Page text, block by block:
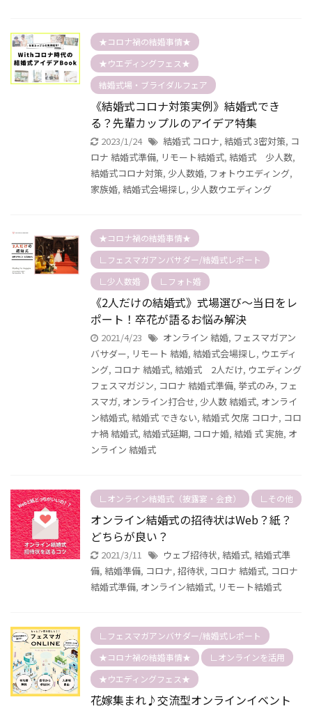
★コロナ禍の結婚事情★
★ウエディングフェス★
結婚式場・ブライダルフェア
《結婚式コロナ対策実例》結婚式でき
る？先輩カップルのアイデア特集
2023/1/24 結婚式 コロナ, 結婚式 3密対策, コ
ロナ 結婚式準備, リモート結婚式, 結婚式 少人数,
結婚式コロナ対策, 少人数婚, フォトウエディング,
家族婚, 結婚式会場探し, 少人数ウエディング
★コロナ禍の結婚事情★
∟フェスマガアンバサダー/結婚式レポート
∟少人数婚
∟フォト婚
《2人だけの結婚式》式場選び～当日をレ
ポート！卒花が語るお悩み解決
2021/4/23 オンライン 結婚, フェスマガアン
バサダー, リモート 結婚, 結婚式会場探し, ウエディ
ング, コロナ 結婚式, 結婚式 2人だけ, ウエディング
フェスマガジン, コロナ 結婚式準備, 挙式のみ, フェ
スマガ, オンライン打合せ, 少人数 結婚式, オンライ
ン結婚式, 結婚式 できない, 結婚式 欠席 コロナ, コロ
ナ禍 結婚式, 結婚式延期, コロナ婚, 結婚 式 実施, オ
ンライン 結婚式
∟オンライン結婚式（披露宴・会食） ∟その他
オンライン結婚式の招待状はWeb？紙？
どちらが良い？
2021/3/11 ウェブ招待状, 結婚式, 結婚式準
備, 結婚準備, コロナ, 招待状, コロナ 結婚式, コロナ
結婚式準備, オンライン結婚式, リモート結婚式
∟フェスマガアンバサダー/結婚式レポート
★コロナ禍の結婚事情★
∟オンラインを活用
★ウエディングフェス★
花嫁集まれ♪交流型オンラインイベント